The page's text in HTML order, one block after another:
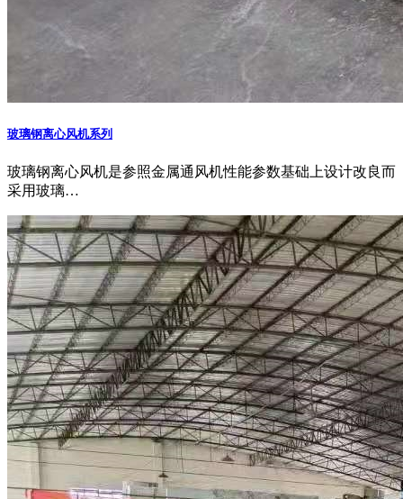
玻璃钢离心风机系列
玻璃钢离心风机是参照金属通风机性能参数基础上设计改良而
采用玻璃…